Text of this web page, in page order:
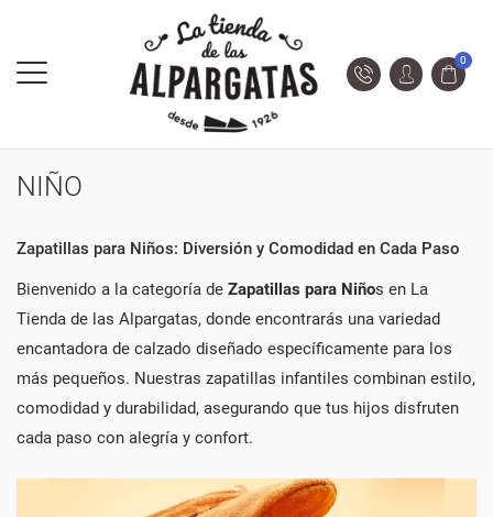
0
NIÑO
Zapatillas para Niños: Diversión y Comodidad en Cada Paso
Bienvenido a la categoría de Zapatillas para Niños en La
Tienda de las Alpargatas, donde encontrarás una variedad
encantadora de calzado diseñado específicamente para los
más pequeños. Nuestras zapatillas infantiles combinan estilo,
comodidad y durabilidad, asegurando que tus hijos disfruten
cada paso con alegría y confort.